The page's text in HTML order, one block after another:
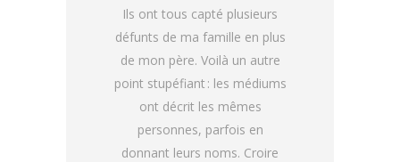
Ils ont tous capté plusieurs
défunts de ma famille en plus
de mon père. Voilà un autre
point stupéfiant : les médiums
ont décrit les mêmes
personnes, parfois en
donnant leurs noms. Croire